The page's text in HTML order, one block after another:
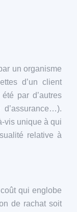
un organisme
d’un client
par d’autres
vis unique à qui
relative à
qui englobe
de rachat soit